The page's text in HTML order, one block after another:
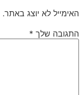
האימייל לא יוצג באתר.
התגובה שלך *